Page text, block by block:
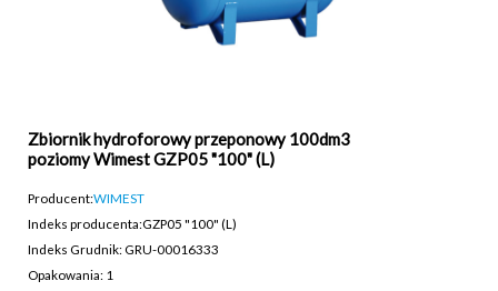
Zbiornik hydroforowy przeponowy 100dm3
poziomy Wimest GZP05 "100" (L)
Producent:WIMEST
Indeks producenta:GZP05 "100" (L)
Indeks Grudnik: GRU-00016333
Opakowania: 1